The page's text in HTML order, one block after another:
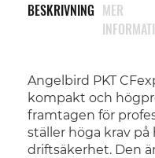
BESKRIVNING
Angelbird PKT
kompakt och
framtagen för
ställer höga krav
driftsäkerhet. Den
MER